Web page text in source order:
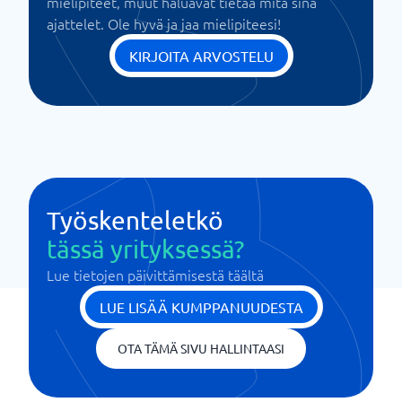
ajattelet. Ole hyvä ja jaa mielipiteesi!
KIRJOITA ARVOSTELU
Työskenteletkö
tässä yrityksessä?
Lue tietojen päivittämisestä täältä
LUE LISÄÄ KUMPPANUUDESTA
OTA TÄMÄ SIVU HALLINTAASI